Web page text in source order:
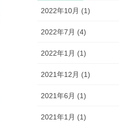
2022年10月 (1)
2022年7月 (4)
2022年1月 (1)
2021年12月 (1)
2021年6月 (1)
2021年1月 (1)